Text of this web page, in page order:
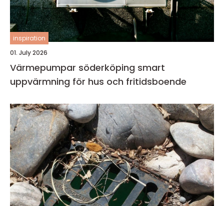
inspiration
01. July 2026
Värmepumpar söderköping smart
uppvärmning för hus och fritidsboende